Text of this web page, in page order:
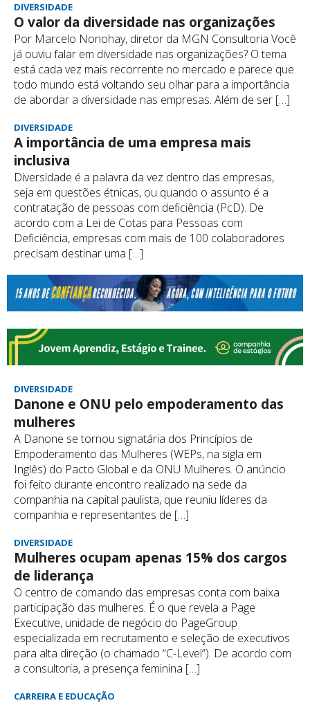
DIVERSIDADE
O valor da diversidade nas organizações
Por Marcelo Nonohay, diretor da MGN Consultoria Você
já ouviu falar em diversidade nas organizações? O tema
está cada vez mais recorrente no mercado e parece que
todo mundo está voltando seu olhar para a importância
de abordar a diversidade nas empresas. Além de ser […]
DIVERSIDADE
A importância de uma empresa mais
inclusiva
Diversidade é a palavra da vez dentro das empresas,
seja em questões étnicas, ou quando o assunto é a
contratação de pessoas com deficiência (PcD). De
acordo com a Lei de Cotas para Pessoas com
Deficiência, empresas com mais de 100 colaboradores
precisam destinar uma […]
DIVERSIDADE
Danone e ONU pelo empoderamento das
mulheres
A Danone se tornou signatária dos Princípios de
Empoderamento das Mulheres (WEPs, na sigla em
Inglês) do Pacto Global e da ONU Mulheres. O anúncio
foi feito durante encontro realizado na sede da
companhia na capital paulista, que reuniu líderes da
companhia e representantes de […]
DIVERSIDADE
Mulheres ocupam apenas 15% dos cargos
de liderança
O centro de comando das empresas conta com baixa
participação das mulheres. É o que revela a Page
Executive, unidade de negócio do PageGroup
especializada em recrutamento e seleção de executivos
para alta direção (o chamado “C-Level”). De acordo com
a consultoria, a presença feminina […]
CARREIRA E EDUCAÇÃO